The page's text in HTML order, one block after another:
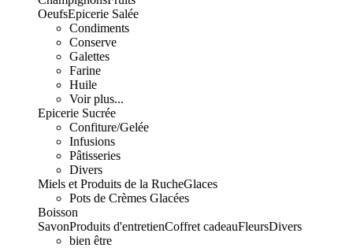
OeufsEpicerie Salée
Condiments
Conserve
Galettes
Farine
Huile
Voir plus...
Epicerie Sucrée
Confiture/Gelée
Infusions
Pâtisseries
Divers
Miels et Produits de la RucheGlaces
Pots de Crèmes Glacées
Boisson
SavonProduits d'entretienCoffret cadeauFleursDivers
bien être